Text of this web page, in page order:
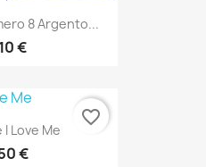
8 Argento...
€
Love Me
€
favorite_border